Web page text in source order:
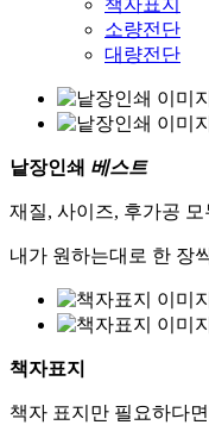
책자표지
소량전단
대량전단
낱장인쇄 베스트
재질, 사이즈, 후가공 모
내가 원하는대로 한 장
책자표지
책자 표지만 필요하다